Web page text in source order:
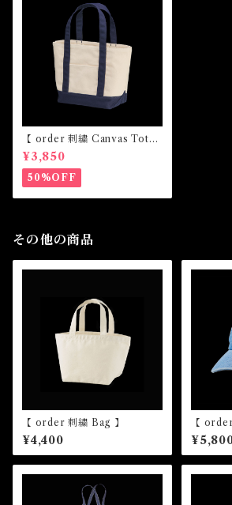
【 order 刺繍 Canvas Tote
bag】
¥3,850
50%OFF
その他の商品
【 order 刺繍 Bag 】
¥4,400
【
P】